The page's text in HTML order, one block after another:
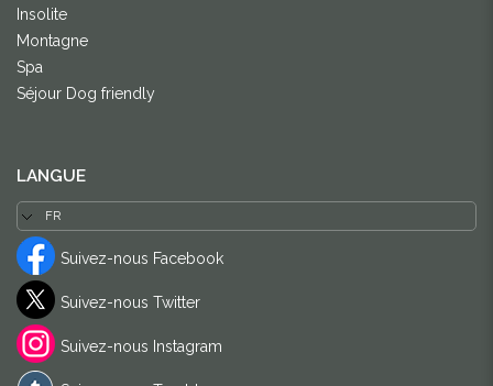
Insolite
Montagne
Spa
Séjour Dog friendly
LANGUE
Suivez-nous Facebook
Suivez-nous Twitter
Suivez-nous Instagram